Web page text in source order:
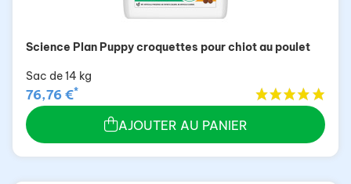
Science Plan Puppy croquettes pour chiot au poulet
Sac de 14 kg
76,76 €*
AJOUTER AU PANIER